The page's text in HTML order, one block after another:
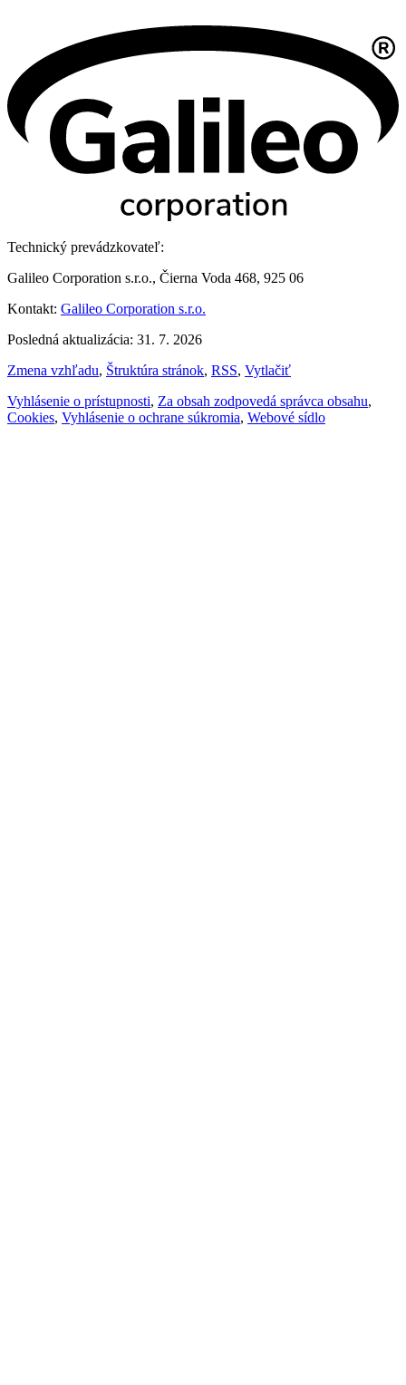
Technický prevádzkovateľ:
Galileo Corporation s.r.o., Čierna Voda 468, 925 06
Kontakt: Galileo Corporation s.r.o.
Posledná aktualizácia: 31. 7. 2026
Zmena vzhľadu, Štruktúra stránok, RSS, Vytlačiť
Vyhlásenie o prístupnosti, Za obsah zodpovedá správca obsahu,
Cookies, Vyhlásenie o ochrane súkromia, Webové sídlo